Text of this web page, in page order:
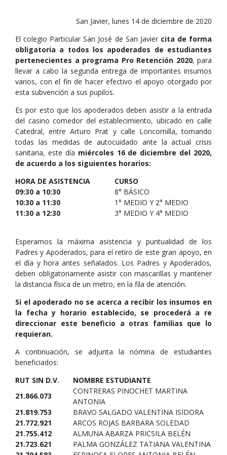
San Javier, lunes 14 de diciembre de 2020
El colegio Particular San José de San Javier cita de forma
obligatoria a todos los apoderados de estudiantes
pertenecientes a programa Pro Retención 2020, para
llevar a cabo la segunda entrega de importantes insumos
varios, con el fin de hacer efectivo el apoyo otorgado por
esta subvención a sus pupilos.
Es por esto que los apoderados deben asistir a la entrada
del casino comedor del establecimiento, ubicado en calle
Catedral, entre Arturo Prat y calle Loncomilla, tomando
todas las medidas de autocuidado ante la actual crisis
sanitaria, este día miércoles 16 de diciembre del 2020,
de acuerdo a los siguientes horarios:
HORA DE ASISTENCIA
CURSO
09:30 a 10:30
8° BÁSICO
10:30 a 11:30
1° MEDIO Y 2° MEDIO
11:30 a 12:30
3° MEDIO Y 4° MEDIO
Esperamos la máxima asistencia y puntualidad de los
Padres y Apoderados, para el retiro de este gran apoyo, en
el día y hora antes señalados. Los Padres y Apoderados,
deben obligatoriamente asistir con mascarillas y mantener
la distancia física de un metro, en la fila de atención.
Si el apoderado no se acerca a recibir los insumos en
la fecha y horario establecido, se procederá a re
direccionar este beneficio a otras familias que lo
requieran.
A continuación, se adjunta la nómina de estudiantes
beneficiados:
RUT SIN D.V.
NOMBRE ESTUDIANTE
21.866.073
CONTRERAS PINOCHET MARTINA
ANTONIA
21.819.753
BRAVO SALGADO VALENTINA ISIDORA
21.772.921
ARCOS ROJAS BARBARA SOLEDAD
21.755.412
ALMUNA ABARZA PRICSILA BELÉN
21.723.621
PALMA GONZÁLEZ TATIANA VALENTINA